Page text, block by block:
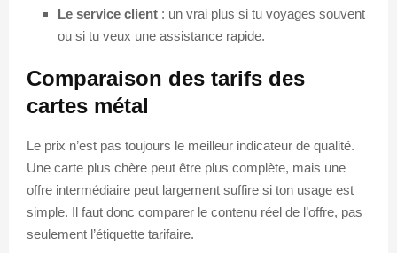
Le service client : un vrai plus si tu voyages souvent
ou si tu veux une assistance rapide.
Comparaison des tarifs des
cartes métal
Le prix n’est pas toujours le meilleur indicateur de qualité.
Une carte plus chère peut être plus complète, mais une
offre intermédiaire peut largement suffire si ton usage est
simple. Il faut donc comparer le contenu réel de l’offre, pas
seulement l’étiquette tarifaire.